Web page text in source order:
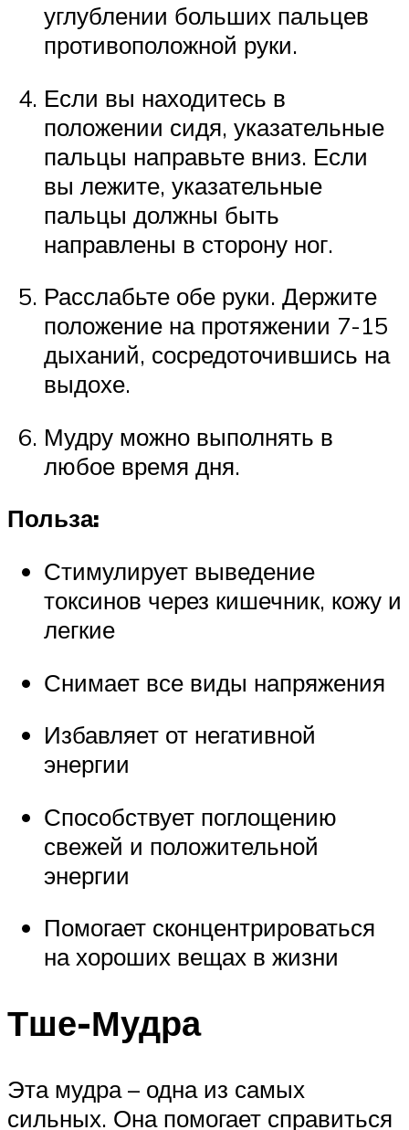
углублении больших пальцев
противоположной руки.
Если вы находитесь в
положении сидя, указательные
пальцы направьте вниз. Если
вы лежите, указательные
пальцы должны быть
направлены в сторону ног.
Расслабьте обе руки. Держите
положение на протяжении 7-15
дыханий, сосредоточившись на
выдохе.
Мудру можно выполнять в
любое время дня.
Польза:
Стимулирует выведение
токсинов через кишечник, кожу и
легкие
Снимает все виды напряжения
Избавляет от негативной
энергии
Способствует поглощению
свежей и положительной
энергии
Помогает сконцентрироваться
на хороших вещах в жизни
Тше-Мудра
Эта мудра – одна из самых
сильных. Она помогает справиться